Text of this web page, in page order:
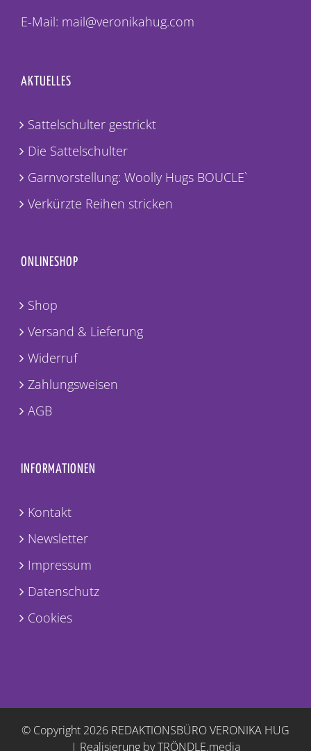
E-Mail: mail@veronikahug.com
AKTUELLES
Sattelschulter gestrickt
Die Sattelschulter
Garnvorstellung: Woolly Hugs BOUCLE`
Verkürzte Reihen stricken
ONLINESHOP
Shop
Versand & Lieferung
Widerruf
Zahlungsweisen
AGB
INFORMATIONEN
Kontakt
Newsletter
Impressum
Datenschutz
Cookies
© Copyright 2026 REDAKTIONSBÜRO VERONIKA HUG
| Realisierung by TRÖNDLE.media